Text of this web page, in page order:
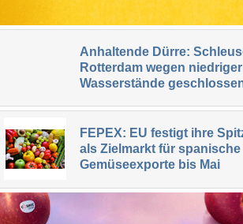
Anhaltende Dürre:
Rotterdam wegen niedriger
Wasserstände
FEPEX: EU festigt ihre
als Zielmarkt für spanische
Gemüseexporte bis Mai